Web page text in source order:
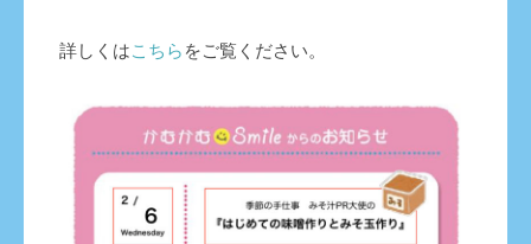
詳しくはこちら をご覧ください。